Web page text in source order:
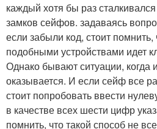
каждый хотя бы раз
замков сейфов. задаваясь
если забыли код, стоит помнить,
подобными устройствами идет
Однако бывают ситуации, когда
оказывается. И если сейф все
стоит попробовать ввести
в качестве всех шести цифр
помнить, что такой способ не